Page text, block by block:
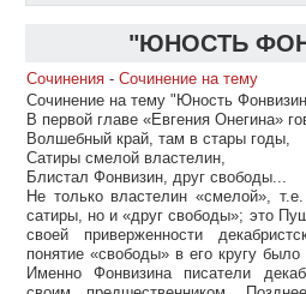
"ЮНОСТЬ
Сочинения - Сочинение на тему
Сочинение на тему "Юность
В первой главе «Евгения Онегина»
Волшебный край, там в стары годы,
Сатиры смелой властелин,
Блистал Фонвизин, друг свободы...
Не только властелин «смелой»,
сатиры, но и «друг свободы»; это
своей приверженности
понятие «свободы» в его кругу
Именно Фонвизина писатели